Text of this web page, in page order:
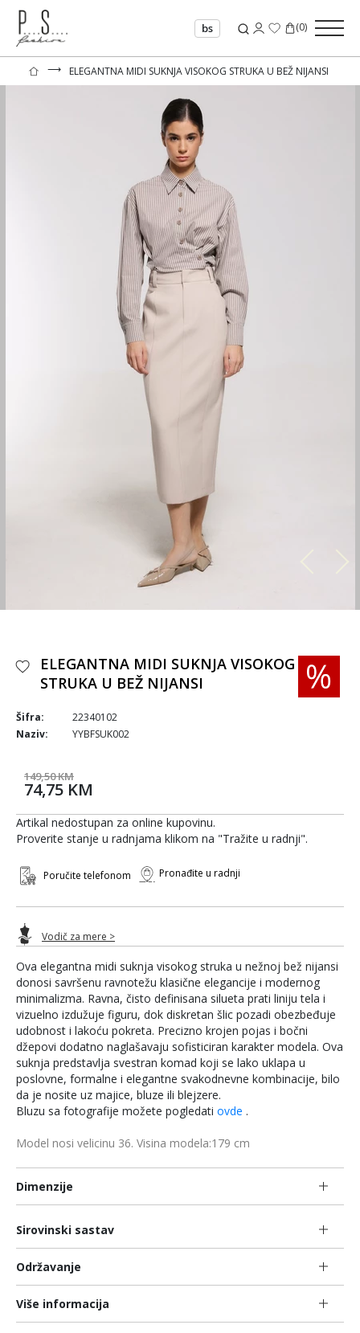
bs (0)
⟶ ELEGANTNA MIDI SUKNJA VISOKOG STRUKA U BEŽ NIJANSI
Ova elegantna midi suknja visokog struka u nežnoj bež nijansi
donosi savršenu ravnotežu klasične elegancije i modernog
minimalizma. Ravna, čisto definisana silueta prati liniju tela i
vizuelno izdužuje figuru, dok diskretan šlic pozadi obezbeđuje
udobnost i lakoću pokreta. Precizno krojen pojas i bočni
džepovi dodatno naglašavaju sofisticiran karakter modela. Ova
suknja predstavlja svestran komad koji se lako uklapa u
poslovne, formalne i elegantne svakodnevne kombinacije, bilo
da je nosite uz majice, bluze ili blejzere.
Bluzu sa fotografije možete pogledati ovde .
Model nosi velicinu 36. Visina modela:179 cm
Dimenzije
Sirovinski sastav
Održavanje
Više informacija
ELEGANTNA MIDI SUKNJA VISOKOG
STRUKA U BEŽ NIJANSI
Šifra:
22340102
Naziv:
YYBFSUK002
149,50 KM
74,75 KM
Artikal nedostupan za online kupovinu.
Proverite stanje u radnjama klikom na "Tražite u radnji".
Poručite telefonom Pronađite u radnji
Vodič za mere >